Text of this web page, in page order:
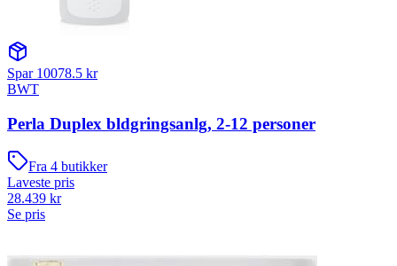
Spar 10078.5 kr
BWT
Perla Duplex bldgringsanlg, 2-12 personer
Fra 4 butikker
Laveste pris
28.439 kr
Se pris